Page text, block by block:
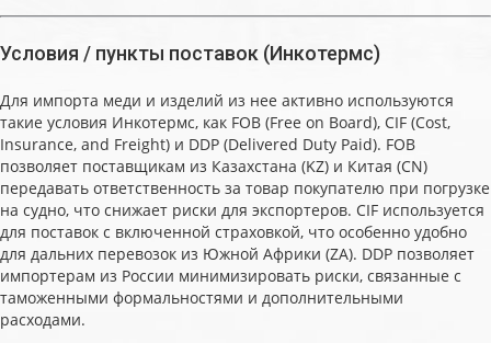
Условия / пункты поставок (Инкотермс)
Для импорта меди и изделий из нее активно используются
такие условия Инкотермс, как FOB (Free on Board), CIF (Cost,
Insurance, and Freight) и DDP (Delivered Duty Paid). FOB
позволяет поставщикам из Казахстана (KZ) и Китая (CN)
передавать ответственность за товар покупателю при погрузке
на судно, что снижает риски для экспортеров. CIF используется
для поставок с включенной страховкой, что особенно удобно
для дальних перевозок из Южной Африки (ZA). DDP позволяет
импортерам из России минимизировать риски, связанные с
таможенными формальностями и дополнительными
расходами.